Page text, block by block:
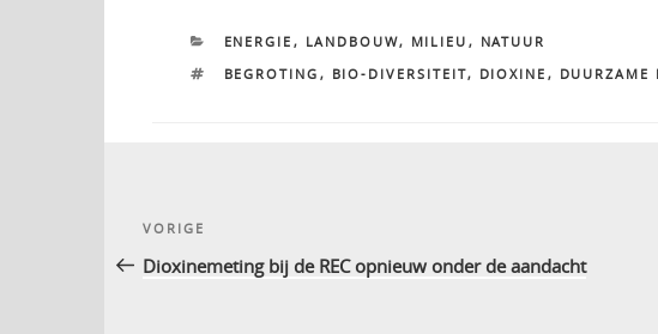
CATEGORIEËN
ENERGIE , LANDBOUW, MILIEU , NATUUR
TAGS
BEGROTING , BIO-DIVERSITEIT, DIOXINE , DUURZAME
Bericht
navigatie
Vorig
bericht
VORIGE
Dioxinemeting bij de REC opnieuw onder de aandacht